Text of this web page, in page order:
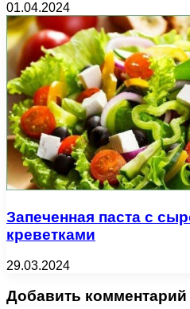
01.04.2024
Запеченная паста с
креветками
29.03.2024
Добавить комментарий